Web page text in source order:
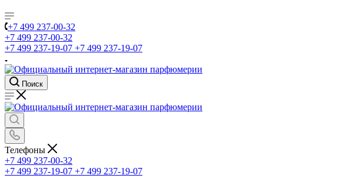
+7 499 237-00-32
+7 499 237-00-32
+7 499 237-19-07 +7 499 237-19-07
Поиск
Телефоны
+7 499 237-00-32
+7 499 237-19-07 +7 499 237-19-07